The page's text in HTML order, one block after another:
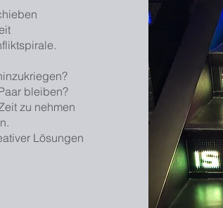
bleiben?
zu nehmen
Lösungen